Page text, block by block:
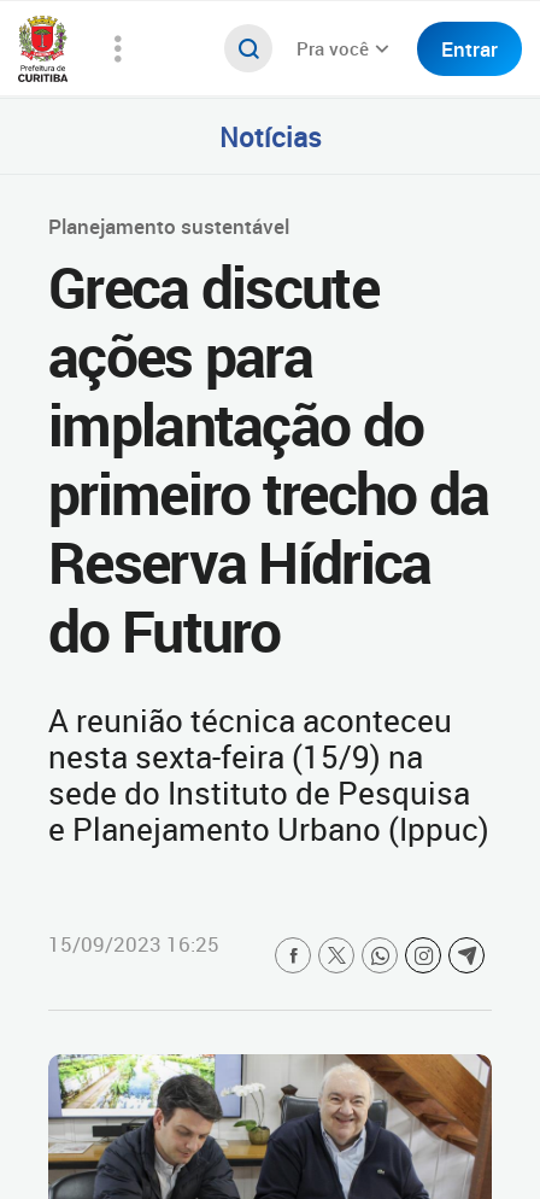
Pra você Entrar
Notícias
Planejamento sustentável
Greca discute
ações para
implantação do
primeiro trecho da
Reserva Hídrica
do Futuro
A reunião técnica aconteceu
nesta sexta-feira (15/9) na
sede do Instituto de Pesquisa
e Planejamento Urbano (Ippuc)
15/09/2023 16:25